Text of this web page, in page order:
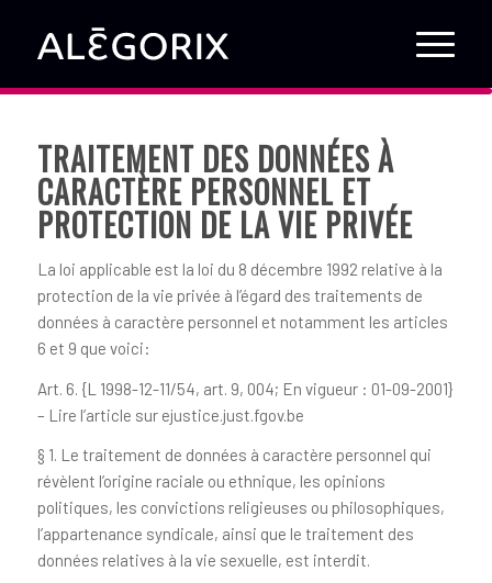
TRAITEMENT DES DONNÉES À
CARACTÈRE PERSONNEL ET
PROTECTION DE LA VIE PRIVÉE
La loi applicable est la loi du 8 décembre 1992 relative à la
protection de la vie privée à l’égard des traitements de
données à caractère personnel et notamment les articles
6 et 9 que voici:
Art. 6. {L 1998-12-11/54, art. 9, 004; En vigueur : 01-09-2001}
– Lire l’article sur ejustice.just.fgov.be
§ 1. Le traitement de données à caractère personnel qui
révèlent l’origine raciale ou ethnique, les opinions
politiques, les convictions religieuses ou philosophiques,
l’appartenance syndicale, ainsi que le traitement des
données relatives à la vie sexuelle, est interdit.